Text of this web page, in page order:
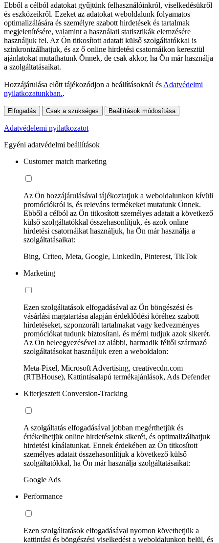
Ebből a célból adatokat gyűjtünk felhasználóinkról, viselkedésükről
és eszközeikről. Ezeket az adatokat weboldalunk folyamatos
optimalizálására és személyre szabott hirdetések és tartalmak
megjelenítésére, valamint a használati statisztikák elemzésére
használjuk fel. Az Ön titkosított adatait külső szolgáltatókkal is
szinkronizálhatjuk, és az ő online hirdetési csatornáikon keresztül
ajánlatokat mutathatunk Önnek, de csak akkor, ha Ön már használja
a szolgáltatásaikat.
Hozzájárulása előtt tájékozódjon a beállításoknál és Adatvédelmi
nyilatkozatunkban..
Elfogadás Csak a szükséges Beállítások módosítása
Adatvédelemi nyilatkozatot
Egyéni adatvédelmi beállítások
Customer match marketing
Az Ön hozzájárulásával tájékoztatjuk a weboldalunkon kívüli
promóciókról is, és releváns termékeket mutatunk Önnek.
Ebből a célból az Ön titkosított személyes adatait a következő
külső szolgáltatókkal összehasonlítjuk, és azok online
hirdetési csatornáikat használjuk, ha Ön már használja a
szolgáltatásaikat:
Bing, Criteo, Meta, Google, LinkedIn, Pinterest, TikTok
Marketing
Ezen szolgáltatások elfogadásával az Ön böngészési és
vásárlási magatartása alapján érdeklődési köréhez szabott
hirdetéseket, szponzorált tartalmakat vagy kedvezményes
promóciókat tudunk biztosítani, és mérni tudjuk azok sikerét.
Az Ön beleegyezésével az alábbi, harmadik féltől származó
szolgáltatásokat használjuk ezen a weboldalon:
Meta-Pixel, Microsoft Advertising, creativecdn.com
(RTBHouse), Kattintásalapú termékajánlások, Ads Defender
Kiterjesztett Conversion-Tracking
A szolgáltatás elfogadásával jobban megérthetjük és
értékelhetjük online hirdetéseink sikerét, és optimalizálhatjuk
hirdetési kínálatunkat. Ennek érdekében az Ön titkosított
személyes adatait összehasonlítjuk a következő külső
szolgáltatókkal, ha Ön már használja szolgáltatásaikat:
Google Ads
Performance
Ezen szolgáltatások elfogadásával nyomon követhetjük a
kattintási és böngészési viselkedést a weboldalunkon belül, és